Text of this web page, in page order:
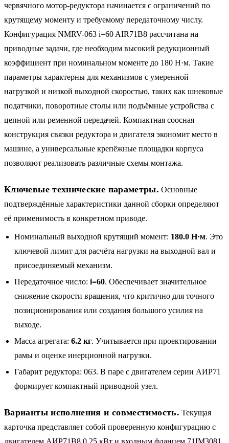
червячного мотор-редуктора начинается с ограничений по
крутящему моменту и требуемому передаточному числу.
Конфигурация NMRV-063 i=60 AIR71B8 рассчитана на
приводные задачи, где необходим высокий редукционный
коэффициент при номинальном моменте до 180 Н·м. Такие
параметры характерны для механизмов с умеренной
нагрузкой и низкой выходной скоростью, таких как шнековые
податчики, поворотные столы или подъёмные устройства с
цепной или ременной передачей. Компактная соосная
конструкция связки редуктора и двигателя экономит место в
машине, а универсальные крепёжные площадки корпуса
позволяют реализовать различные схемы монтажа.
Ключевые технические параметры. Основные
подтверждённые характеристики данной сборки определяют
её применимость в конкретном приводе.
Номинальный выходной крутящий момент: 180.0 Н·м. Это
ключевой лимит для расчёта нагрузки на выходной вал и
присоединяемый механизм.
Передаточное число: i=60. Обеспечивает значительное
снижение скорости вращения, что критично для точного
позиционирования или создания большого усилия на
выходе.
Масса агрегата: 6.2 кг. Учитывается при проектировании
рамы и оценке инерционной нагрузки.
Габарит редуктора: 063. В паре с двигателем серии АИР71
формирует компактный приводной узел.
Варианты исполнения и совместимость. Текущая
карточка представляет собой проверенную конфигурацию с
двигателем АИР71B8 0.25 кВт и входным фланцем 71IM3081.